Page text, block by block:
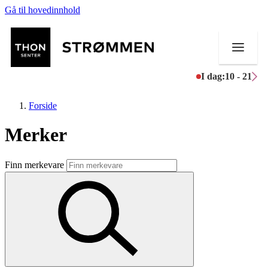
Gå til hovedinnhold
I dag:10 - 21
Butikker
Mat og drikke
Aktiviteter
Forside
Merker
Finn merkevare